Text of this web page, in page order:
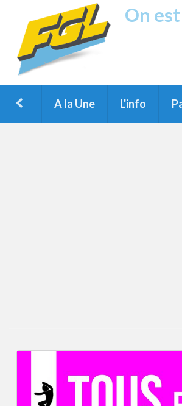
On
A la Une L'info